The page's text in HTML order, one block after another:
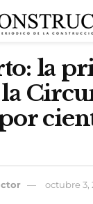
la
la
octubre 3,